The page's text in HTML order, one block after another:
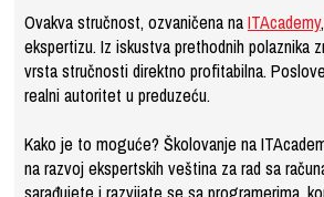
Ovakva stručnost, ozvaničena naITAcademy
ekspertizu. Iz iskustva prethodnih polaznika
vrsta stručnosti direktno profitabilna.
realni autoritet u preduzeću.
Kako je to moguće? Školovanje na
na razvoj ekspertskih veština za rad sa
sarađujete i razvijate se sa programerima,